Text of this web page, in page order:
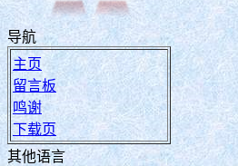
导航
主页
留言板
鸣谢
下载页
其他语言